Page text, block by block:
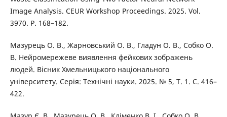
Image Analysis. CEUR Workshop Proceedings. 2025. Vol.
3970. P. 168–182.
Мазурець О. В., Жарновський О. В., Гладун О. В., Собко О.
В. Нейромережеве виявлення фейкових зображень
людей. Вісник Хмельницького національного
університету. Серія: Технічні науки. 2025. № 5, Т. 1. С. 416–
422.